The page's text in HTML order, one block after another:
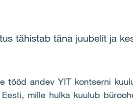
tähistab täna juubelit ja
tööd andev YIT kontserni
mille hulka kuulub